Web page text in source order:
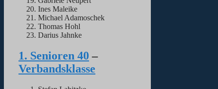
Ines Maleike
Michael Adamoschek
Thomas Hohl
Darius Jahnke
1. Senioren 40 –
Verbandsklasse